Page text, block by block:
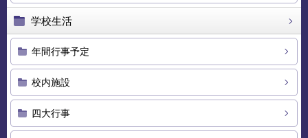
学校生活
年間行事予定
校内施設
四大行事